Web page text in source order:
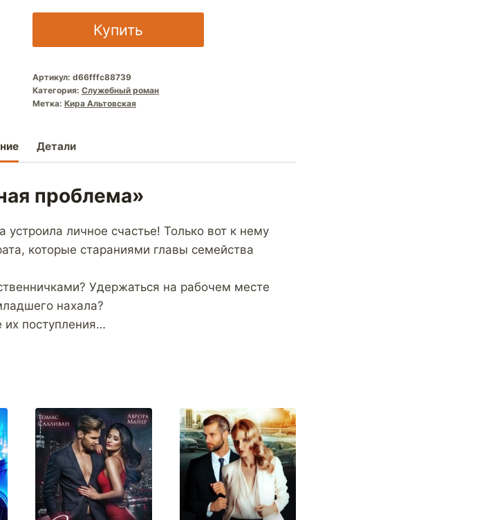
Купить
Артикул: d66fffc88739
Категория: Служебный роман
Метка: Кира Альтовская
Детали
проблема»
личное счастье! Только вот к нему
которые стараниями главы семейства
Удержаться на рабочем месте
нахала?
поступления…